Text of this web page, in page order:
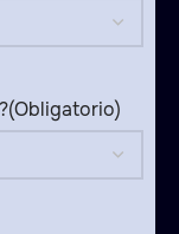
(Obligatorio)